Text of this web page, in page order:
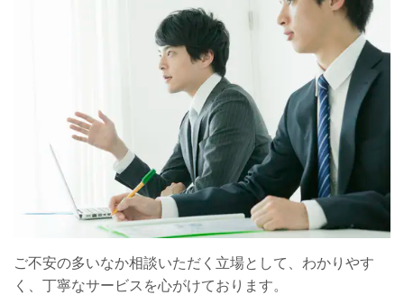
ご不安の多いなか相談いただく立場として、わかりやす
く、丁寧なサービスを心がけております。